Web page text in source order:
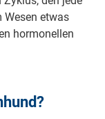
etwas
hormonellen